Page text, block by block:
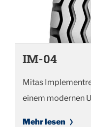
IM-04
Mitas
einem modernen
Mehr lesen